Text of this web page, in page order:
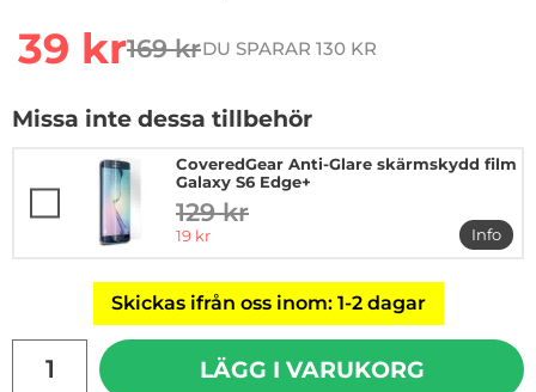
rea pris
39 krtidigare pris
169 krDU SPARAR 130 KR
Missa inte dessa tillbehör
CoveredGear Anti-Glare skärmskydd film
Galaxy S6 Edge+
tidigare pris
129 kr
rea pris
19 kr
Info
mer
Skickas ifrån oss inom: 1-2 dagar
LÄGG I VARUKORG